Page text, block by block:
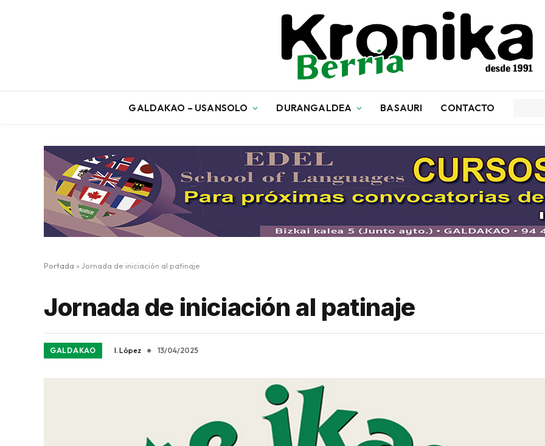
GALDAKAO – USANSOLO DURANGALDEA BASAURI CONTACTO
Portada » Jornada de iniciación al patinaje
Jornada de iniciación al patinaje
GALDAKAO I. López 13/04/2025